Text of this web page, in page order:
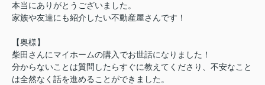
本当にありがとうございました。
家族や友達にも紹介したい不動産屋さんです！
【奥様】
柴田さんにマイホームの購入でお世話になりました！
分からないことは質問したらすぐに教えてくださり、不安なこと
は全然なく話を進めることができました。